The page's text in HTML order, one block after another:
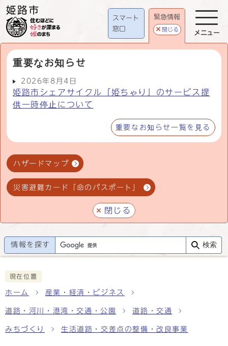
スマート
窓口
緊急情報
閉じる
重要なお知らせ
2026年8月4日
姫路市シェアサイクル「姫ちゃり」のサービス提
供一時停止について
重要なお知らせ一覧を見る
ハザードマップ
災害避難カード「命のパスポート」
閉じる
メニュー
情報を探す 検索
現在位置
ホーム 産業・経済・ビジネス
道路・河川・港湾・交通・公園 道路・交通
みちづくり 生活道路・交差点の整備・改良事業